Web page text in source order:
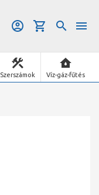
Szerszámok Víz-gáz-fűtés